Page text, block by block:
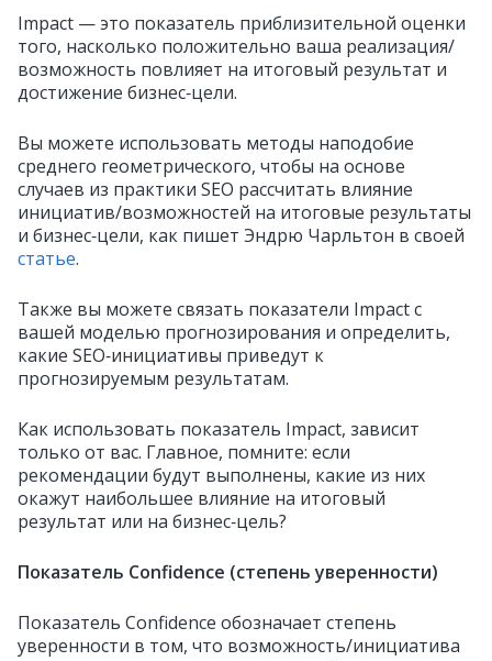
Impact — это показатель приблизительной оценки
того, насколько положительно ваша реализация/
возможность повлияет на итоговый результат и
достижение бизнес‑цели.
Вы можете использовать методы наподобие
среднего геометрического, чтобы на основе
случаев из практики SEO рассчитать влияние
инициатив/возможностей на итоговые результаты
и бизнес‑цели, как пишет Эндрю Чарльтон в своей
статье.
Также вы можете связать показатели Impact с
вашей моделью прогнозирования и определить,
какие SEO‑инициативы приведут к
прогнозируемым результатам.
Как использовать показатель Impact, зависит
только от вас. Главное, помните: если
рекомендации будут выполнены, какие из них
окажут наибольшее влияние на итоговый
результат или на бизнес‑цель?
Показатель Confidence (степень уверенности)
Показатель Confidence обозначает степень
уверенности в том, что возможность/инициатива